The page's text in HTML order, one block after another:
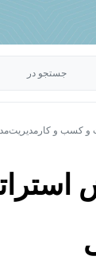
جستجو در
و کسب و کار مدیریت